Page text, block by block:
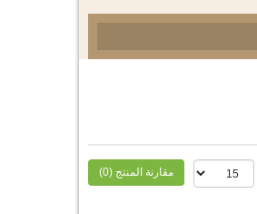
مقارنة المنتج (0)